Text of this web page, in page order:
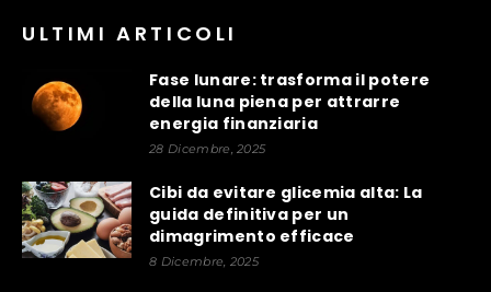
ULTIMI ARTICOLI
Fase lunare: trasforma il potere
della luna piena per attrarre
energia finanziaria
28 Dicembre, 2025
Cibi da evitare glicemia alta: La
guida definitiva per un
dimagrimento efficace
8 Dicembre, 2025